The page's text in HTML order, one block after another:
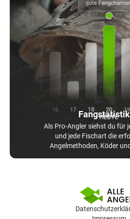
Als Pro-Angler siehst du für
und jede Fischart die
Angelmethoden, Köder